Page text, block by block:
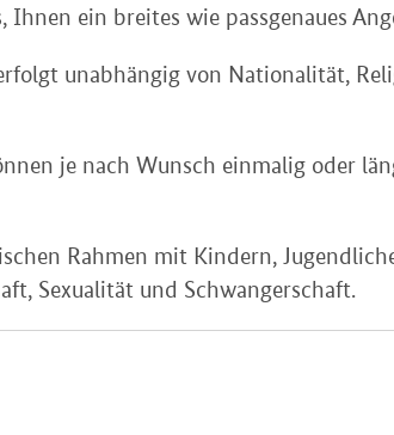
ein breites wie passgenaues
unabhängig von Nationalität,
je nach Wunsch einmalig oder
Rahmen mit Kindern,
Sexualität und Schwangerschaft.